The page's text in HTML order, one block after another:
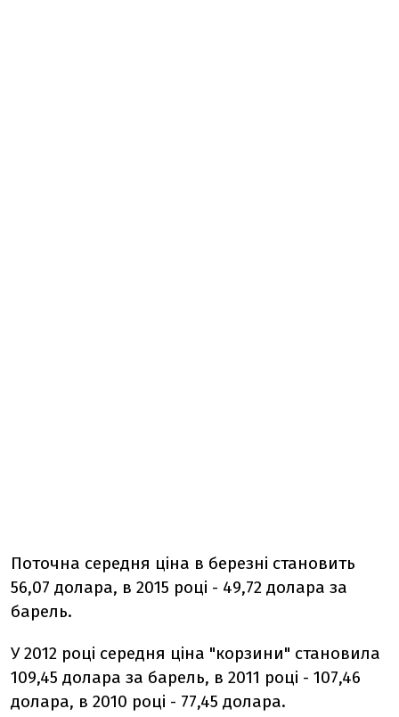
Поточна середня ціна в березні становить
56,07 долара, в 2015 році - 49,72 долара за
барель.
У 2012 році середня ціна "корзини" становила
109,45 долара за барель, в 2011 році - 107,46
долара, в 2010 році - 77,45 долара.